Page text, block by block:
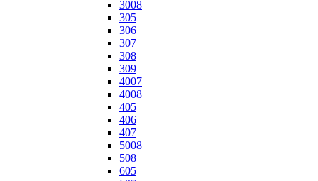
3008
305
306
307
308
309
4007
4008
405
406
407
5008
508
605